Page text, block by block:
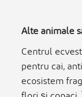
Alte animale
Centrul
pentru cai,
ecosistem